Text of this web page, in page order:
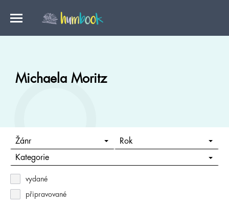
Michaela Moritz
Žánr Rok
Kategorie
vydané
připravované